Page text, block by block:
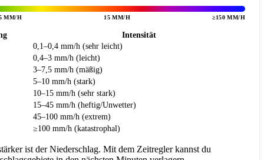
MM/H 15 MM/H ≥150 MM/H
Intensität
0,1–0,4 mm/h (sehr leicht)
0,4–3 mm/h (leicht)
3–7,5 mm/h (mäßig)
5–10 mm/h (stark)
10–15 mm/h (sehr stark)
15–45 mm/h (heftig/Unwetter)
45–100 mm/h (extrem)
≥100 mm/h (katastrophal)
ist der Niederschlag. Mit dem Zeitregler kannst du